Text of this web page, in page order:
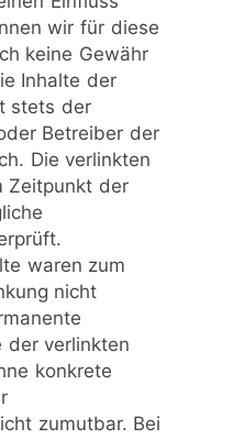
wir für diese
keine Gewähr
Inhalte der
stets der
Betreiber der
Die verlinkten
Zeitpunkt der
waren zum
nicht
der verlinkten
konkrete
zumutbar. Bei